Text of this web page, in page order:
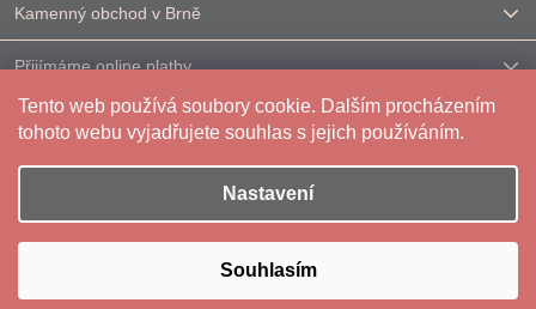
Tento web používá soubory cookie. Dalším procházením
tohoto webu vyjadřujete souhlas s jejich používáním.
Nastavení
Souhlasím
Kamenný obchod v Brně
Přijímáme online platby
Kontakt
Vytvořil Shoptet|Upravilo
Reparáda. Všechna práva vyhrazena.